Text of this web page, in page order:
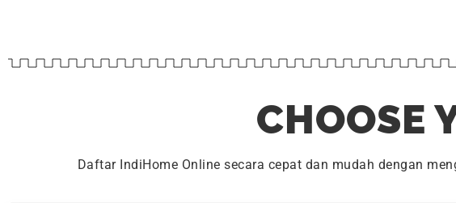
CHOOSE
Daftar IndiHome Online secara cepat dan mudah dengan